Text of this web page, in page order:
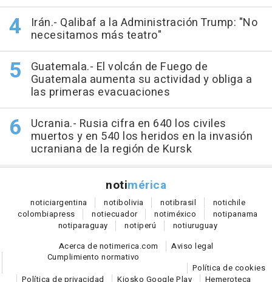
Irán.- Qalibaf a la Administración Trump: "No
necesitamos más teatro"
Guatemala.- El volcán de Fuego de
Guatemala aumenta su actividad y obliga a
las primeras evacuaciones
Ucrania.- Rusia cifra en 640 los civiles
muertos y en 540 los heridos en la invasión
ucraniana de la región de Kursk
notimérica
noticiargentina notibolivia notibrasil notichile
colombiapress notiecuador notiméxico notipanama
notiparaguay notiperú notiuruguay
Acerca de notimerica.com
Aviso legal
Cumplimiento normativo
Política de cookies
Política de privacidad
Kiosko Google Play Hemeroteca